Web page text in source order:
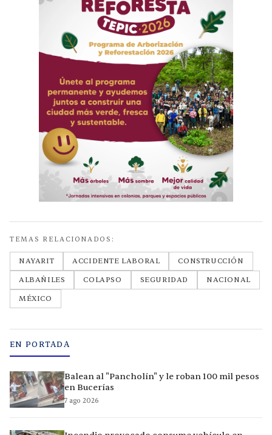
TEMAS RELACIONADOS:
NAYARIT ACCIDENTE LABORAL
CONSTRUCCIÓN
ALBAÑILES
COLAPSO SEGURIDAD
NACIONAL
MÉXICO
EN PORTADA
Balean al "Pancholín" y le roban 100 mil pesos
en Bucerías
7 ago 2026